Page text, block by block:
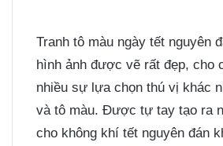
Tranh tô màu ngày tết nguyên
hình ảnh được vẽ rất đẹp, cho
nhiều sự lựa chọn thú vị khác
và tô màu. Được tự tay tạo ra
cho không khí tết nguyên đán